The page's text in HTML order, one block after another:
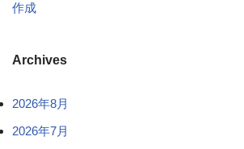
作成
Archives
2026年8月
2026年7月